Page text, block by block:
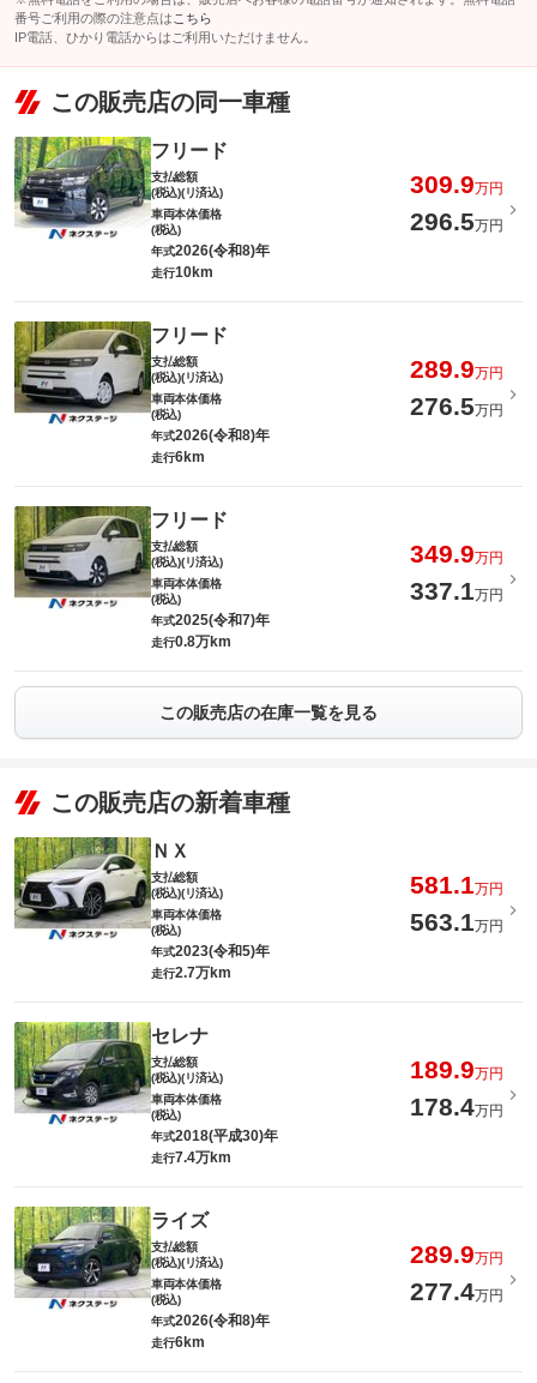
番号ご利用の際の注意点は こちら
IP電話、ひかり電話からはご利用いただけません。
この販売店の同一車種
フリード
支払総額
(税込)(リ済込)
309.9万円
車両本体価格
(税込)
296.5万円
年式2026(令和8)年
走行10km
フリード
支払総額
(税込)(リ済込)
289.9万円
車両本体価格
(税込)
276.5万円
年式2026(令和8)年
走行6km
フリード
支払総額
(税込)(リ済込)
349.9万円
車両本体価格
(税込)
337.1万円
年式2025(令和7)年
走行0.8万km
この販売店の在庫一覧を見る
この販売店の新着車種
ＮＸ
支払総額
(税込)(リ済込)
581.1万円
車両本体価格
(税込)
563.1万円
年式2023(令和5)年
走行2.7万km
セレナ
支払総額
(税込)(リ済込)
189.9万円
車両本体価格
(税込)
178.4万円
年式2018(平成30)年
走行7.4万km
ライズ
支払総額
(税込)(リ済込)
289.9万円
車両本体価格
(税込)
277.4万円
年式2026(令和8)年
走行6km